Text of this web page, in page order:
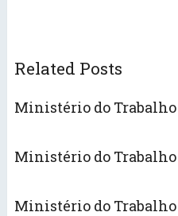
Related Posts
Ministério do Trabalho
Ministério do
Ministério do